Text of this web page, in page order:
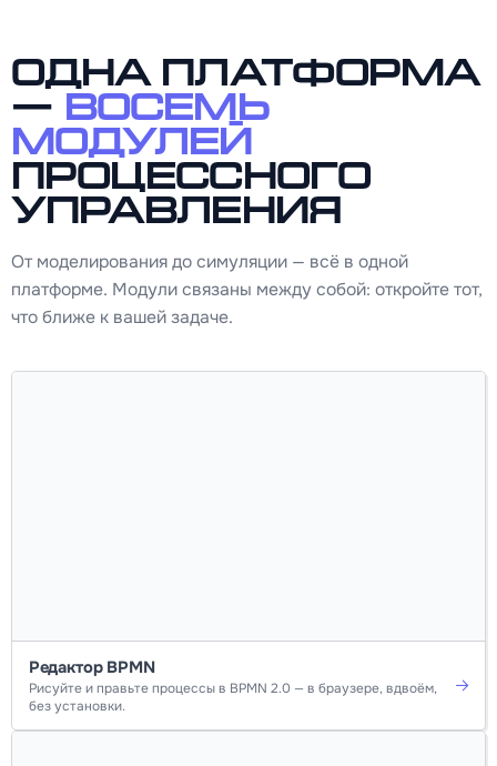
Одна платформа
—
восемь
модулей
процессного
управления
От моделирования до симуляции — всё в одной
платформе. Модули связаны между собой: откройте тот,
что ближе к вашей задаче.
Редактор BPMN
Рисуйте и правьте процессы в BPMN 2.0 — в браузере, вдвоём,
без установки.